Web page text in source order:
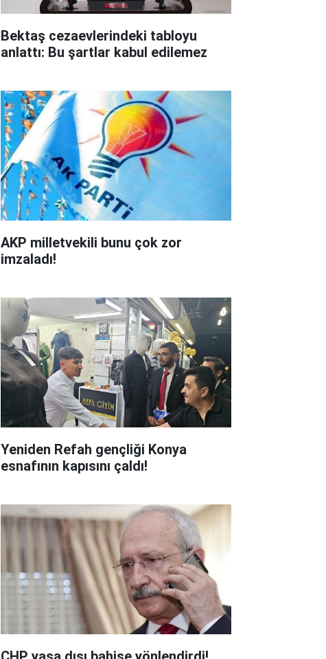
Bektaş cezaevlerindeki tabloyu
anlattı: Bu şartlar kabul edilemez
AKP milletvekili bunu çok zor
imzaladı!
Yeniden Refah gençliği Konya
esnafının kapısını çaldı!